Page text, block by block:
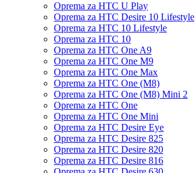
Oprema za HTC U Play
Oprema za HTC Desire 10 Lifestyle
Oprema za HTC 10 Lifestyle
Oprema za HTC 10
Oprema za HTC One A9
Oprema za HTC One M9
Oprema za HTC One Max
Oprema za HTC One (M8)
Oprema za HTC One (M8) Mini 2
Oprema za HTC One
Oprema za HTC One Mini
Oprema za HTC Desire Eye
Oprema za HTC Desire 825
Oprema za HTC Desire 820
Oprema za HTC Desire 816